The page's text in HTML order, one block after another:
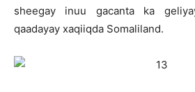
sheegay inuu gacanta ka
qaadayay xaqiiqda Somaliland.